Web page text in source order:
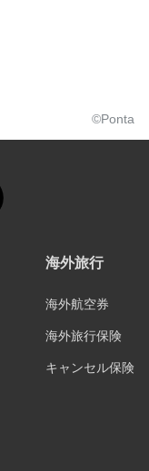
©Ponta
海外旅行
海外航空券
海外旅行保険
キャンセル保険